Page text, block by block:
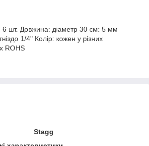
6 шт. Довжина: діаметр 30 см: 5 мм
1/4" Колір: кожен у різних
ROHS
Stagg